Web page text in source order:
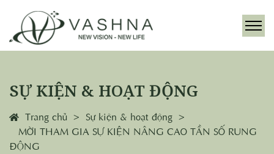
SỰ KIỆN & HOẠT ĐỘNG
Trang chủ
Sự kiện & hoạt động
MỜI THAM GIA SỰ KIỆN NÂNG CAO TẦN SỐ RUNG
ĐỘNG